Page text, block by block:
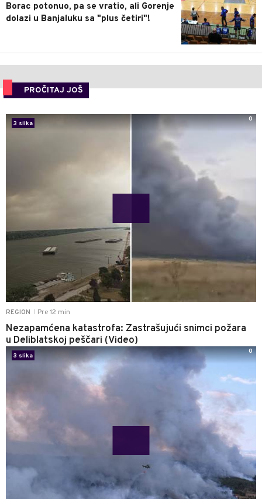
Borac potonuo, pa se vratio, ali Gorenje
dolazi u Banjaluku sa "plus četiri"!
PROČITAJ JOŠ
REGION Pre 12 min
Nezapamćena katastrofa: Zastrašujući snimci požara
u Deliblatskoj peščari (Video)
3 slika
0
3 slika
0